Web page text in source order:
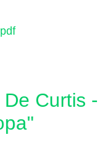
Curtis -